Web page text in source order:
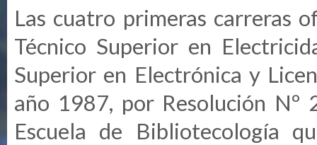
Las cuatro primeras carreras
Técnico Superior en
Superior en Electrónica y
año 1987, por Resolución
Escuela de Bibliotecología